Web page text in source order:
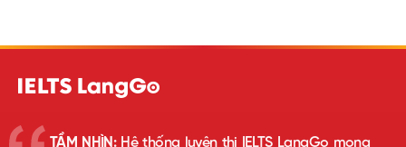
TẦM NHÌN:Hệ thống luyện thi IELTS LangGo mong